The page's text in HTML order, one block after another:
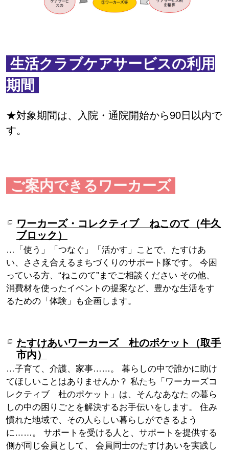
生活クラブケアサービスの利用
期間
★対象期間は、入院・通院開始から90日以内で
す。
ご案内できるワーカーズ
ワーカーズ・コレクティブ ねこのて（牛久
ブロック）
…「使う」「つなぐ」「活かす」ことで、たすけあ
い、ささえ合えるまちづくりのサポート隊です。 今困
っている方、“ねこのて”までご相談ください その他、
消費材を使ったイベントの提案など、豊かな生活をす
るための「体験」も企画します。
たすけあいワーカーズ 杜のポケット（取手
市内）
…子育て、介護、家事……。 暮らしの中で誰かに助け
てほしいことはありませんか？ 私たち「ワーカーズコ
レクティブ 杜のポケット」は、そんなあなた の暮ら
しの中の困りごとを解決するお手伝いをします。 住み
慣れた地域で、その人らしい暮らしができるよう
に……。 サポートを受ける人と、サポートを提供する
側が同じ会員として、 会員同士のたすけあいを実践し